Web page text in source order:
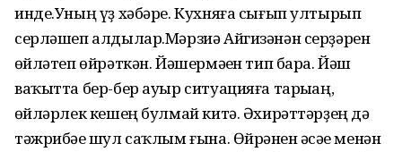
инде.Уның үҙ хәбәре. Кухняға сығып ултырып
серләшеп алдылар.Мәрзиә Айгизәнән серҙәрен
һөйләтеп өйрәткән. Йәшермәһен тип бара. Йәш
ваҡытта бер-бер ауыр ситуацияға тарыһаң,
һөйләрлек кешең булмай китә. Әхирәттәрҙең дә
тәжрибәһе шул саҡлым ғына. Өйрәнһен әсәһе менән